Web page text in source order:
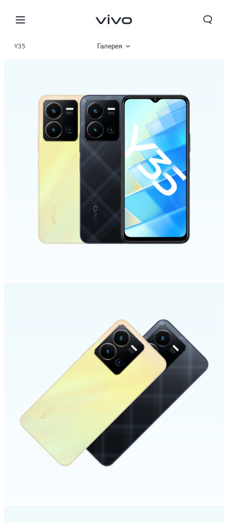
Беларусь | Выберите страну/регион
Y35 Галерея
Характеристики